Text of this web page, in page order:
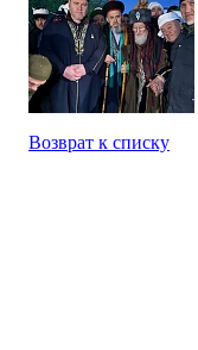
Возврат к списку